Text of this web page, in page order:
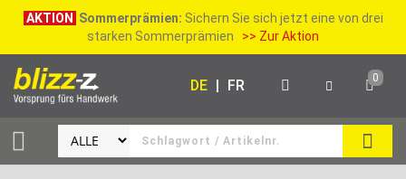
AKTION Sommerprämien: Sichern Sie sich jetzt eine von drei
starken Sommerprämien >> Zur Aktion
SUCHE
DE | FR 0